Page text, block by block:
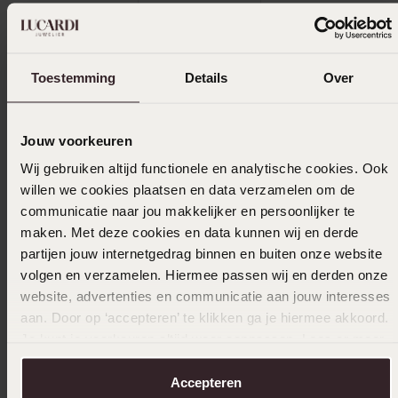
Toestemming Details Over
Jouw voorkeuren
Wij gebruiken altijd functionele en analytische cookies. Ook
willen we cookies plaatsen en data verzamelen om de
communicatie naar jou makkelijker en persoonlijker te
maken. Met deze cookies en data kunnen wij en derde
partijen jouw internetgedrag binnen en buiten onze website
volgen en verzamelen. Hiermee passen wij en derden onze
website, advertenties en communicatie aan jouw interesses
aan. Door op ‘accepteren’ te klikken ga je hiermee akkoord.
over in onscookiebeleid.
Accepteren
Selecteer maat & bestel
Ook leuk voor jou